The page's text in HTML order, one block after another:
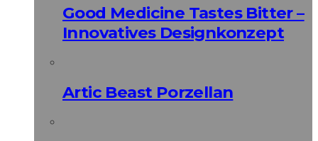
Good Medicine Tastes Bitter –
Innovatives Designkonzept
Artic Beast Porzellan